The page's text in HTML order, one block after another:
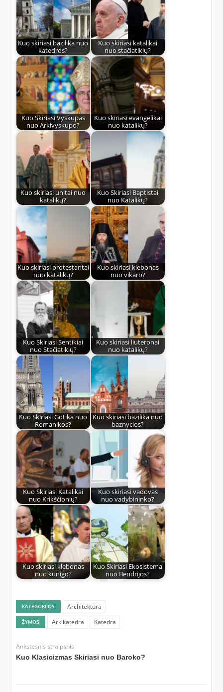
Kuo skiriasi bazilika nuo
katedros?
Kuo skiriasi katalikai
nuo stačiatikių?
Kuo Skiriasi Vyskupas
nuo Arkivyskupo?
Kuo skiriasi evangelikai
nuo katalikų?
Kuo skiriasi unitai nuo
katalikų?
Kuo Skiriasi Baptistai
nuo Katalikų?
Kuo skiriasi protestantai
nuo katalikų?
Kuo skiriasi klebonas
nuo vikaro?
Kuo Skiriasi Sentikiai
nuo Stačiatikių?
Kuo skiriasi liuteronai
nuo katalikų?
Kuo Skiriasi Gotika nuo
Romanikos?
Kuo skiriasi bazilika nuo
baznycios?
Kuo Skiriasi Katalikai
nuo Krikščionių?
Kuo skiriasi vadovas
nuo vadybininko?
Kuo skiriasi klebonas
nuo kunigo?
Kuo Skiriasi Ekosistema
nuo Bendrijos?
KATEGORIJOS Architektūra
ŽYMOS Arkikatedra Katedra
Ankstesnis straipsnis
Kuo Klasicizmas Skiriasi nuo Baroko?